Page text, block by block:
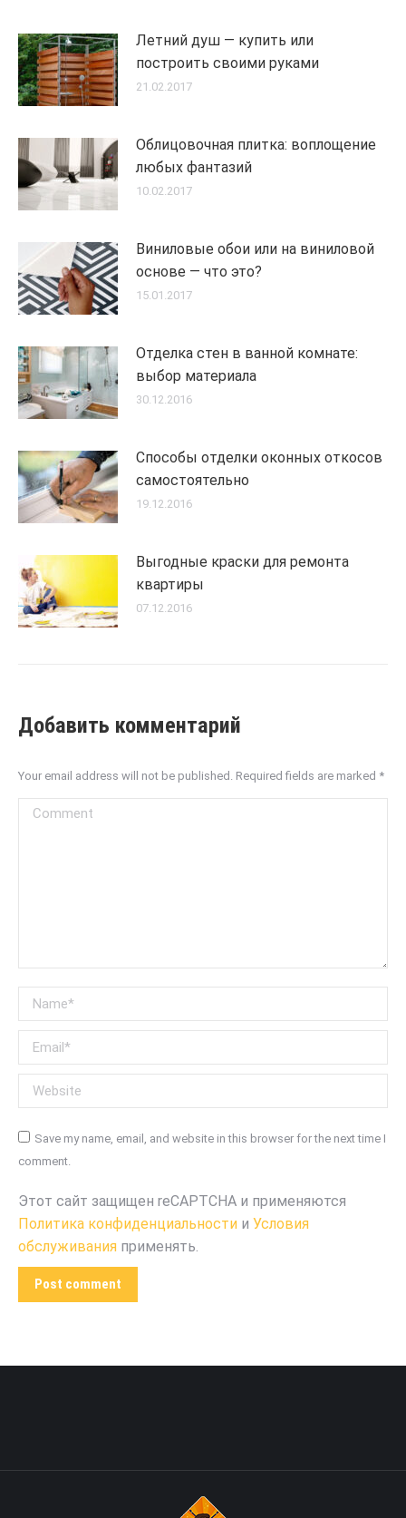
Летний душ — купить или
построить своими руками
21.02.2017
Облицовочная плитка: воплощение
любых фантазий
10.02.2017
Виниловые обои или на виниловой
основе — что это?
15.01.2017
Отделка стен в ванной комнате:
выбор материала
30.12.2016
Способы отделки оконных откосов
самостоятельно
19.12.2016
Выгодные краски для ремонта
квартиры
07.12.2016
Добавить комментарий
Your email address will not be published. Required fields are marked *
Comment
Name *
Email *
Website
Save my name, email, and website in this browser for the next time I
comment.
Этот сайт защищен reCAPTCHA и применяются
Политика конфиденциальности и Условия
обслуживания применять.
Post comment